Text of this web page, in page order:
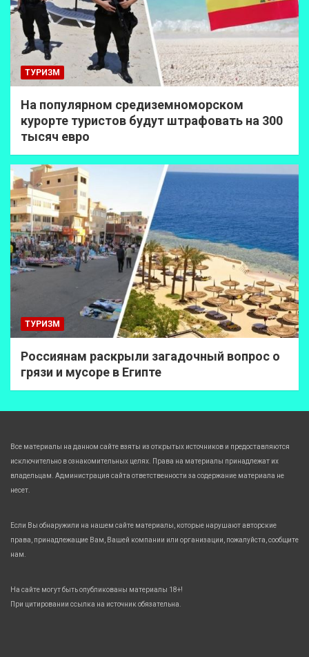
ТУРИЗМ
На популярном средиземноморском
курорте туристов будут штрафовать на 300
тысяч евро
ТУРИЗМ
Россиянам раскрыли загадочный вопрос о
грязи и мусоре в Египте
Все материалы на данном сайте взяты из открытых источников и предоставляются
исключительно в ознакомительных целях. Права на материалы принадлежат их
владельцам. Администрация сайта ответственности за содержание материала не
несет.
Если Вы обнаружили на нашем сайте материалы, которые нарушают авторские
права, принадлежащие Вам, Вашей компании или организации, пожалуйста, сообщите
нам.
На сайте могут быть опубликованы материалы 18+!
При цитировании ссылка на источник обязательна.